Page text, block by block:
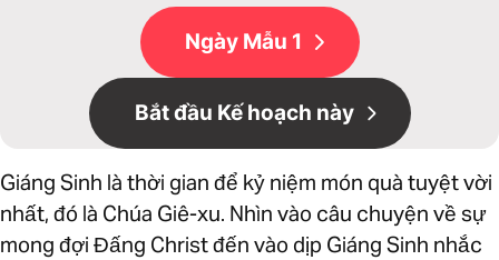
Ngày Mẫu 1
Bắt đầu Kế hoạch này
Giáng Sinh là thời gian để kỷ niệm món quà tuyệt vời
nhất, đó là Chúa Giê-xu. Nhìn vào câu chuyện về sự
mong đợi Đấng Christ đến vào dịp Giáng Sinh nhắc